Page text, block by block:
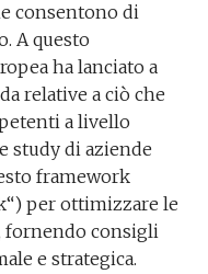
consentono di
A questo
ha lanciato a
relative a ciò che
a livello
study di aziende
framework
per ottimizzare le
fornendo consigli
e strategica.